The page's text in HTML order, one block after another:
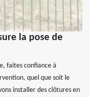
la pose de
faites confiance à
quel que soit le
installer des clôtures en